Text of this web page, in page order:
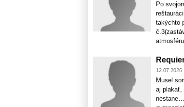
Po
takýchto
12.07.2026
Musel
aj plakať,